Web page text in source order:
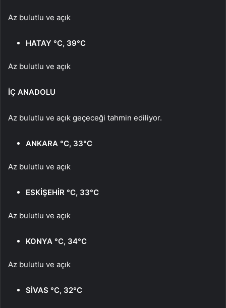
Az bulutlu ve açık
HATAY °C, 39°C
Az bulutlu ve açık
İÇ ANADOLU
Az bulutlu ve açık geçeceği tahmin ediliyor.
ANKARA °C, 33°C
Az bulutlu ve açık
ESKİŞEHİR °C, 33°C
Az bulutlu ve açık
KONYA °C, 34°C
Az bulutlu ve açık
SİVAS °C, 32°C